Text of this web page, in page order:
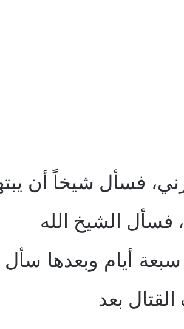
فسأل شيخاً أن
فسأل الشيخ الله
أيام وبعدها سأل
بعد